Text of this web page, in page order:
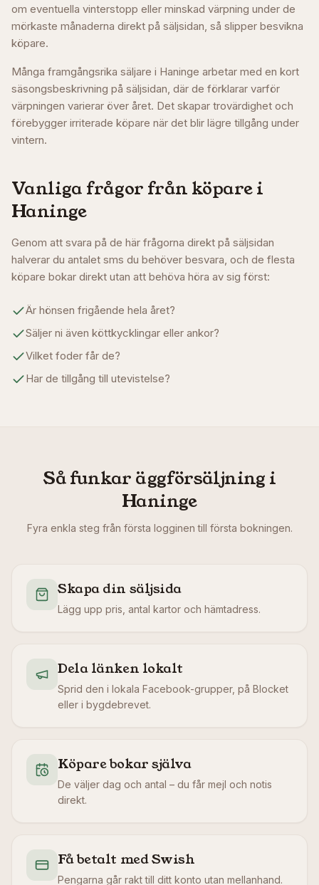
om eventuella vinterstopp eller minskad värpning under de
mörkaste månaderna direkt på säljsidan, så slipper besvikna
köpare.
Många framgångsrika säljare i Haninge arbetar med en kort
säsongsbeskrivning på säljsidan, där de förklarar varför
värpningen varierar över året. Det skapar trovärdighet och
förebygger irriterade köpare när det blir lägre tillgång under
vintern.
Vanliga frågor från köpare i
Haninge
Genom att svara på de här frågorna direkt på säljsidan
halverar du antalet sms du behöver besvara, och de flesta
köpare bokar direkt utan att behöva höra av sig först:
Är hönsen frigående hela året?
Säljer ni även köttkycklingar eller ankor?
Vilket foder får de?
Har de tillgång till utevistelse?
Så funkar äggförsäljning i
Haninge
Fyra enkla steg från första logginen till första bokningen.
Skapa din säljsida
Lägg upp pris, antal kartor och hämtadress.
Dela länken lokalt
Sprid den i lokala Facebook-grupper, på Blocket
eller i bygdebrevet.
Köpare bokar själva
De väljer dag och antal – du får mejl och notis
direkt.
Få betalt med Swish
Pengarna går rakt till ditt konto utan mellanhand.